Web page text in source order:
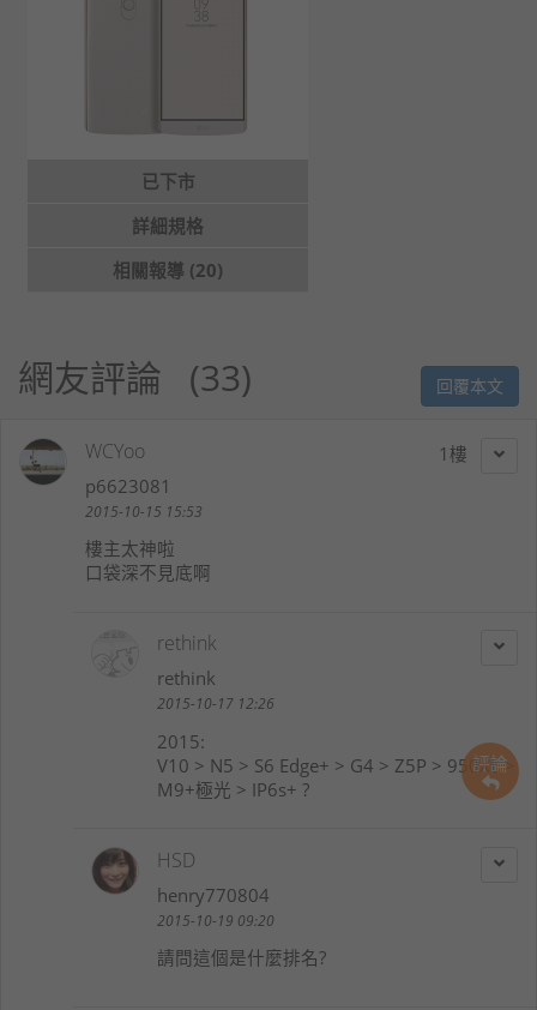
評論
已下市
詳細規格
相關報導 (20)
網友評論 33 回覆本文
1
WCYoo
p6623081
2015-10-15 15:53
樓主太神啦
口袋深不見底啊
rethink
rethink
2015-10-17 12:26
2015:
V10 > N5 > S6 Edge+ > G4 > Z5P > 950XL >
M9+極光 > IP6s+ ?
HSD
henry770804
2015-10-19 09:20
請問這個是什麼排名?